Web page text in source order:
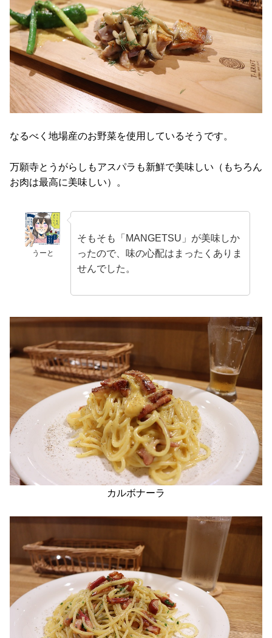
なるべく地場産のお野菜を使用しているそうです。
万願寺とうがらしもアスパラも新鮮で美味しい（もちろん
お肉は最高に美味しい）。
うーと
そもそも「MANGETSU」が美味しか
ったので、味の心配はまったくありま
せんでした。
カルボナーラ